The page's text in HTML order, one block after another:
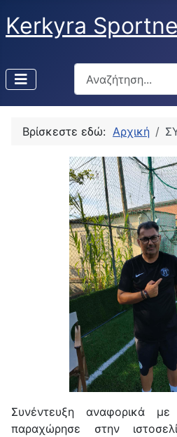
Kerkyra
Αναζήτηση
Type 2 or more
Βρίσκεστε εδώ: Αρχική
Συνέντευξη αναφορικά
παραχώρησε στην